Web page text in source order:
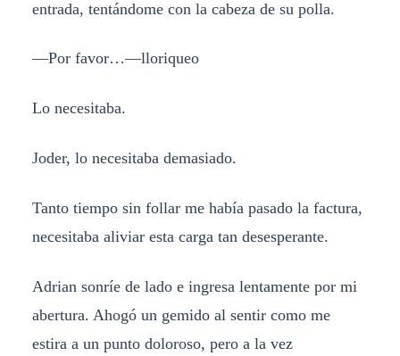
entrada, tentándome con la cabeza de su polla.
—Por favor…—lloriqueo
Lo necesitaba.
Joder, lo necesitaba demasiado.
Tanto tiempo sin follar me había pasado la factura,
necesitaba aliviar esta carga tan desesperante.
Adrian sonríe de lado e ingresa lentamente por mi
abertura. Ahogó un gemido al sentir como me
estira a un punto doloroso, pero a la vez